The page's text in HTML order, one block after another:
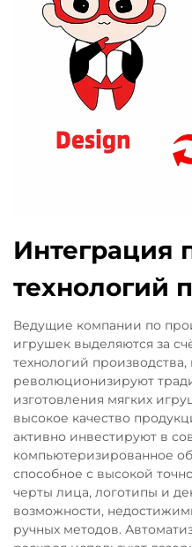
Интеграция
технологий
Ведущие компании по
игрушек выделяются за
технологий производства,
революционизируют
изготовления мягких
высокое качество
активно инвестируют в
компьютеризированное
способное с высокой
черты лица, логотипы и
возможности,
ручных методов.